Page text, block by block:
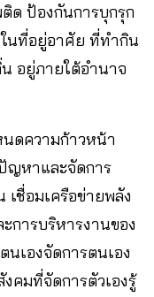
ด ป้องกันการบุกรุก
นที่อยู่อาศัย ที่ทำกิน
อยู่ภายใต้อำนาจ
ดความก้าวหน้า
ญหาและจัดการ
ชื่อมเครือข่ายพลัง
การบริหารงานของ
เองจัดการตนเอง
คมที่จัดการตัวเองรู้